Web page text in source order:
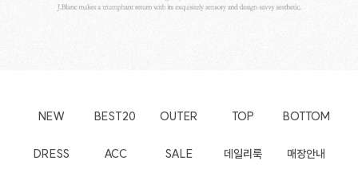
NEW BEST20 OUTER TOP BOTTOM
DRESS ACC SALE 데일리룩 매장안내